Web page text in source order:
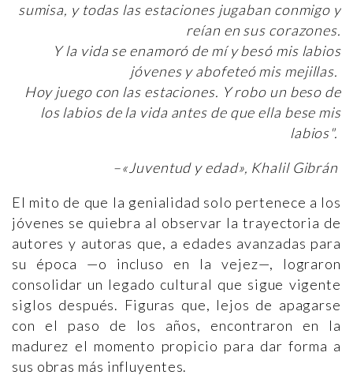
sumisa, y todas las estaciones jugaban conmigo y
reían en sus corazones.
Y la vida se enamoró de mí y besó mis labios
jóvenes y abofeteó mis mejillas.
Hoy juego con las estaciones. Y robo un beso de
los labios de la vida antes de que ella bese mis
labios".
–«Juventud y edad», Khalil Gibrán
El mito de que la genialidad solo pertenece a los
jóvenes se quiebra al observar la trayectoria de
autores y autoras que, a edades avanzadas para
su época —o incluso en la vejez—, lograron
consolidar un legado cultural que sigue vigente
siglos después. Figuras que, lejos de apagarse
con el paso de los años, encontraron en la
madurez el momento propicio para dar forma a
sus obras más influyentes.